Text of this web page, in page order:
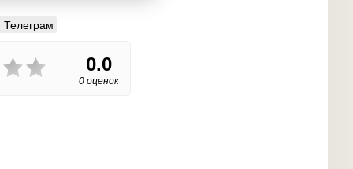
Телеграм
0.0
0 оценок